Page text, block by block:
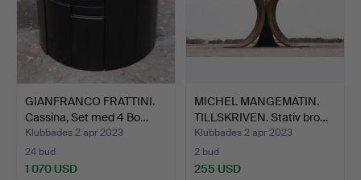
GIANFRANCO FRATTINI.
Cassina, Set med 4 Bo…
Klubbades 2 apr 2023
24 bud
1 070 USD
MICHEL MANGEMATIN.
TILLSKRIVEN. Stativ bro…
Klubbades 2 apr 2023
2 bud
255 USD